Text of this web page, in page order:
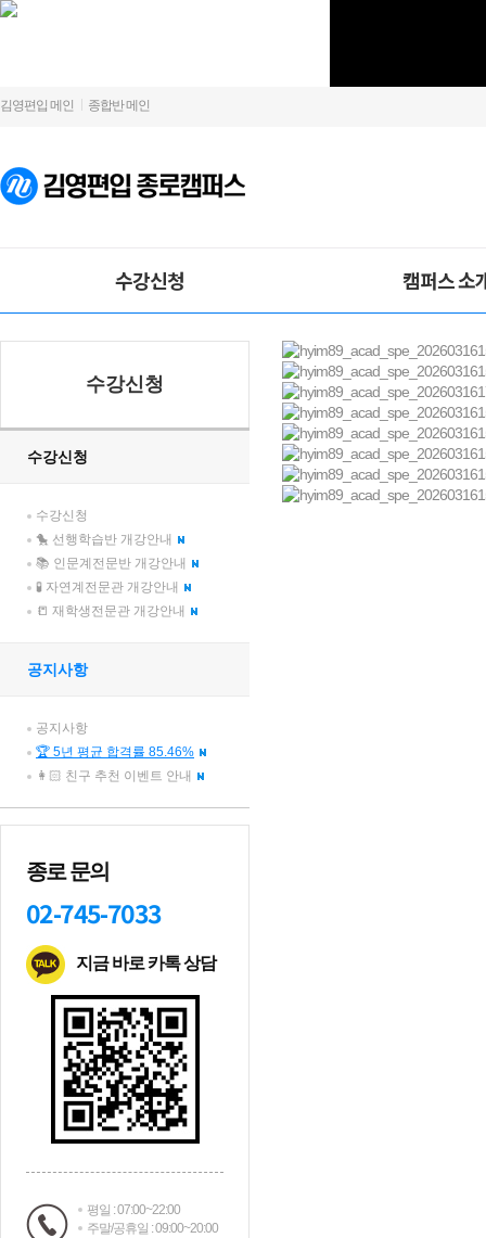
김영편입 메인 종합반 메인
수강신청 캠퍼스 소
수강신청
수강신청
수강신청
🐤 선행학습반 개강안내
📚 인문계전문반 개강안내
🧪 자연계전문관 개강안내
📒 재학생전문관 개강안내
공지사항
공지사항
🏆 5년 평균 합격률 85.46%
👩🏻 친구 추천 이벤트 안내
종로 문의
02-745-7033
지금 바로 카톡 상담
평일 : 07:00~22:00
주말/공휴일 : 09:00~20:00